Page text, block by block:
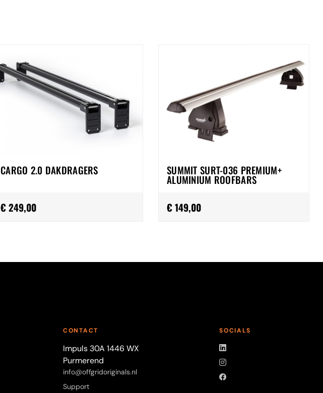
CARGO 2.0 DAKDRAGERS
€ 249,00
SUMMIT SURT-036 PREMIUM+
ALUMINIUM ROOFBARS
€ 149,00
CONTACT
Impuls 30A 1446 WX
Purmerend
info@offgridoriginals.nl
Support
SOCIALS
LinkedIn
Instagram
Facebook